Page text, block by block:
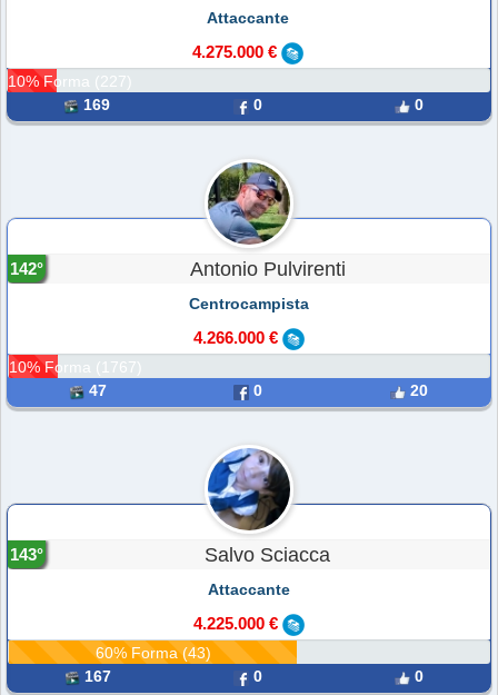
Attaccante
4.275.000 €
10% Forma (227)
169
0 0
Antonio Pulvirenti
142°
Centrocampista
4.266.000 €
10% Forma (1767)
47
0 20
Salvo Sciacca
143°
Attaccante
4.225.000 €
60% Forma (43)
167
0 0